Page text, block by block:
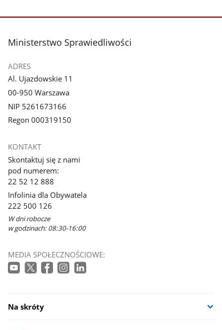
stopka
Ministerstwo Sprawiedliwości
ADRES
Al. Ujazdowskie 11
00-950 Warszawa
NIP 5261673166
Regon 000319150
KONTAKT
Skontaktuj się z nami
pod numerem:
22 52 12 888
Infolinia dla Obywatela
222 500 126
W dni robocze
w godzinach: 08:30-16:00
MEDIA SPOŁECZNOŚCIOWE:
Na skróty